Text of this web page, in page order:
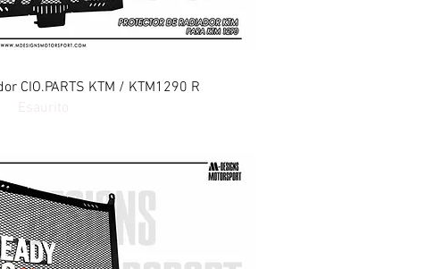
Vista rapida
CIO.PARTS KTM / KTM1290 R
Esaurito